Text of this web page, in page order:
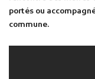
Plans
portés ou
commune.